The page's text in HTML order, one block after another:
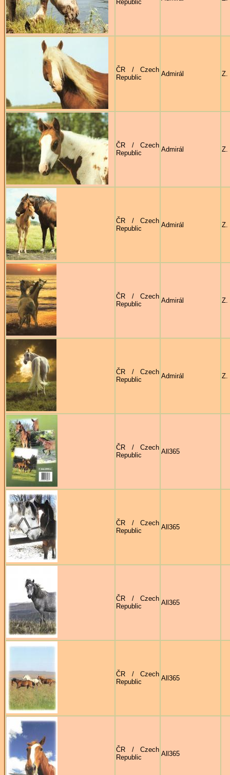
Republic
ČR / Czech
Republic
Admirál Z.
ČR / Czech
Republic
Admirál Z.
ČR / Czech
Republic
Admirál Z.
ČR / Czech
Republic
Admirál Z.
ČR / Czech
Republic
Admirál Z.
ČR / Czech
Republic
All365
ČR / Czech
Republic
All365
ČR / Czech
Republic
All365
ČR / Czech
Republic
All365
ČR / Czech
Republic
All365